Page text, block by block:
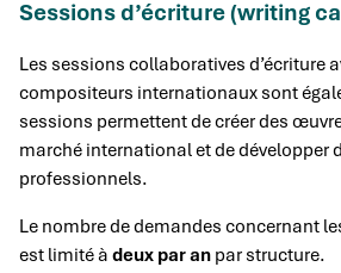
Sessions d’écriture (writing
Les sessions collaboratives d’écriture
compositeurs internationaux sont
sessions permettent de créer des
marché international et de développer
professionnels.
Le nombre de demandes concernant
est limité à deux par an par structure.